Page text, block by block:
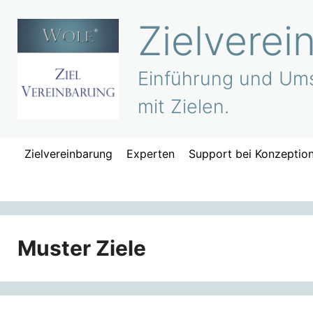
springen
Einführung und
mit Zielen.
Zielvereinbarung Experten Support bei
Muster Ziele